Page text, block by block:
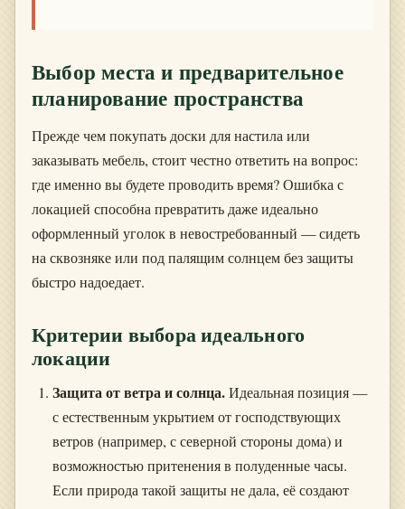
Выбор места и предварительное
планирование пространства
Прежде чем покупать доски для настила или
заказывать мебель, стоит честно ответить на вопрос:
где именно вы будете проводить время? Ошибка с
локацией способна превратить даже идеально
оформленный уголок в невостребованный — сидеть
на сквозняке или под палящим солнцем без защиты
быстро надоедает.
Критерии выбора идеального
локации
Защита от ветра и солнца.Идеальная позиция —
с естественным укрытием от господствующих
ветров (например, с северной стороны дома) и
возможностью притенения в полуденные часы.
Если природа такой защиты не дала, её создают